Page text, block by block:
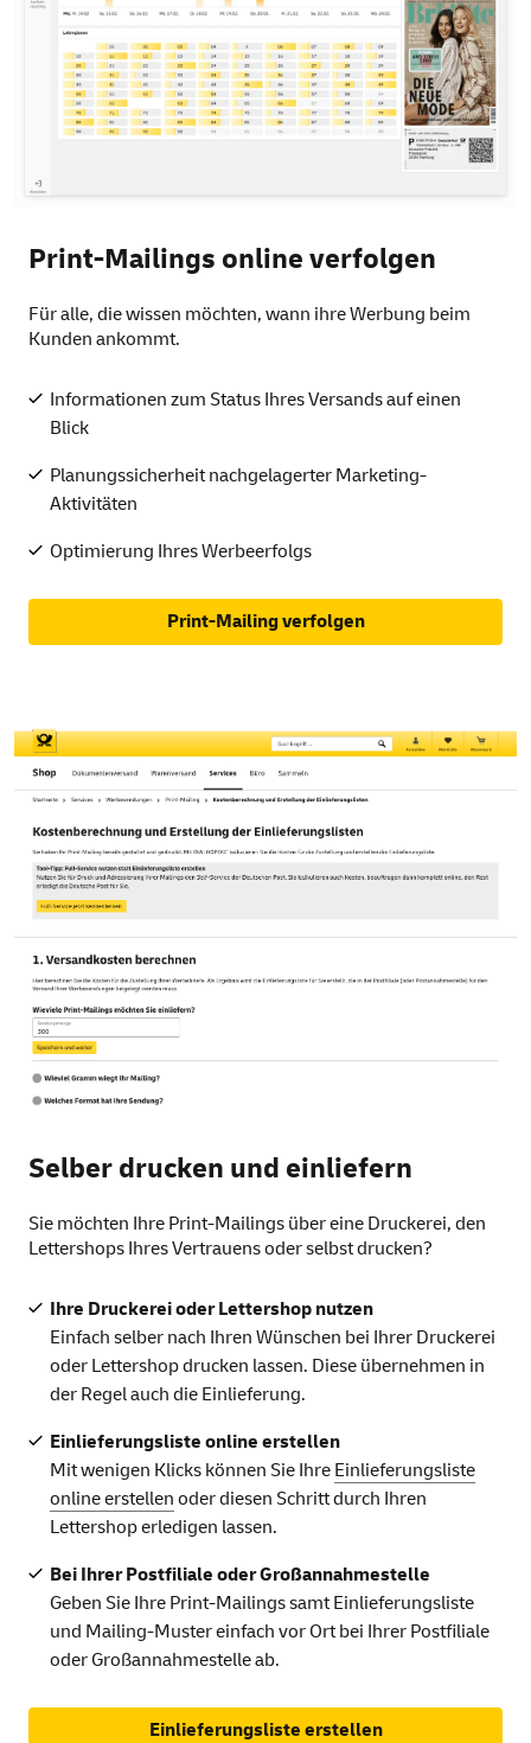
Print-Mailings online verfolgen
Für alle, die wissen möchten, wann ihre Werbung beim
Kunden ankommt.
Informationen zum Status Ihres Versands auf einen
Blick
Planungssicherheit nachgelagerter Marketing-
Aktivitäten
Optimierung Ihres Werbeerfolgs
Print-Mailing verfolgen
Selber drucken und einliefern
Sie möchten Ihre Print-Mailings über eine Druckerei, den
Lettershops Ihres Vertrauens oder selbst drucken?
Ihre Druckerei oder Lettershop nutzen
Einfach selber nach Ihren Wünschen bei Ihrer Druckerei
oder Lettershop drucken lassen. Diese übernehmen in
der Regel auch die Einlieferung.
Einlieferungsliste online erstellen
Mit wenigen Klicks können Sie Ihre Einlieferungsliste
online erstellen oder diesen Schritt durch Ihren
Lettershop erledigen lassen.
Bei Ihrer Postfiliale oder Großannahmestelle
Geben Sie Ihre Print-Mailings samt Einlieferungsliste
und Mailing-Muster einfach vor Ort bei Ihrer Postfiliale
oder Großannahmestelle ab.
Einlieferungsliste erstellen